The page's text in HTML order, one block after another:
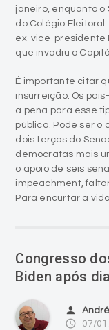
janeiro, enquanto o
do Colégio
ex-vice-presidente
que invadiu o
É importante citar
insurreição. Os
a pena para esse
pública. Pode ser o
dois terços do
democratas mais
o apoio de seis
impeachment,
Para encurtar a
Congresso
Biden após
person
access_time 07/